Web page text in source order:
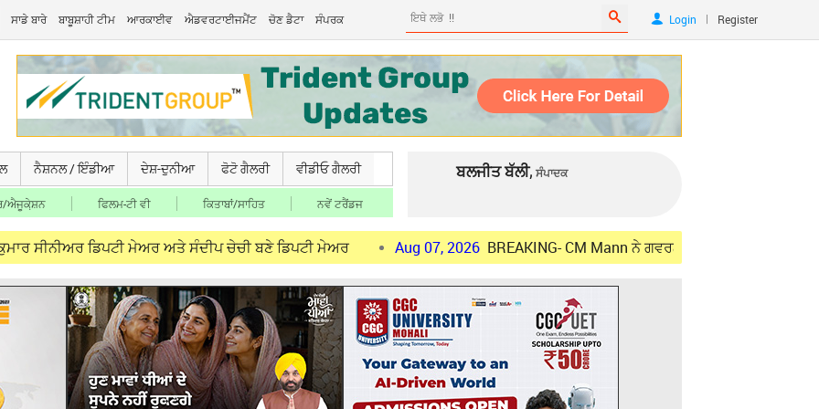
ਸਾਡੇ ਬਾਰੇ ਬਾਬੂਸ਼ਾਹੀ ਟੀਮ ਆਰਕਾਈਵ ਐਡਵਰਟਾਈਜਮੈਂਟ ਚੋਣ ਡੈਟਾ ਸੰਪਰਕ Login | Register
ਨੈਸ਼ਨਲ / ਇੰਡੀਆ ਦੇਸ਼-ਦੁਨੀਆ ਫੋਟੋ ਗੈਲਰੀ ਵੀਡੀਓ ਗੈਲਰੀ
ਐਜੂਕੇ਼ਸ਼ਨ ਫਿਲਮ-ਟੀ ਵੀ ਕਿਤਾਬਾਂ/ਸਾਹਿਤ ਨਵੇਂ ਟਰੈਂਡਜ
ਬਲਜੀਤ ਬੱਲੀ, ਸੰਪਾਦਕ
ਡਿਪਟੀ ਮੇਅਰ ਅਤੇ ਸੰਦੀਪ ਚੇਚੀ ਬਣੇ ਡਿਪਟੀ ਮੇਅਰ Aug 07, 2026 BREAKING- CM Mann ਨੇ ਗਵਰਨਰ ਪੰਜਾਬ ਨਾਲ ਕੀਤੀ ਮੁਲਾਕਾਤ, ਸੂਬੇ